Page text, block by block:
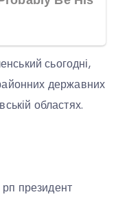
сьогодні,
державних
областях.
президент